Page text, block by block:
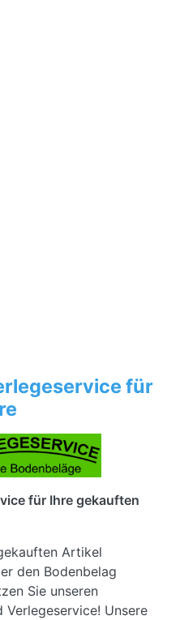
für
für Ihre gekauften
Artikel
den Bodenbelag
Sie unseren
Unsere